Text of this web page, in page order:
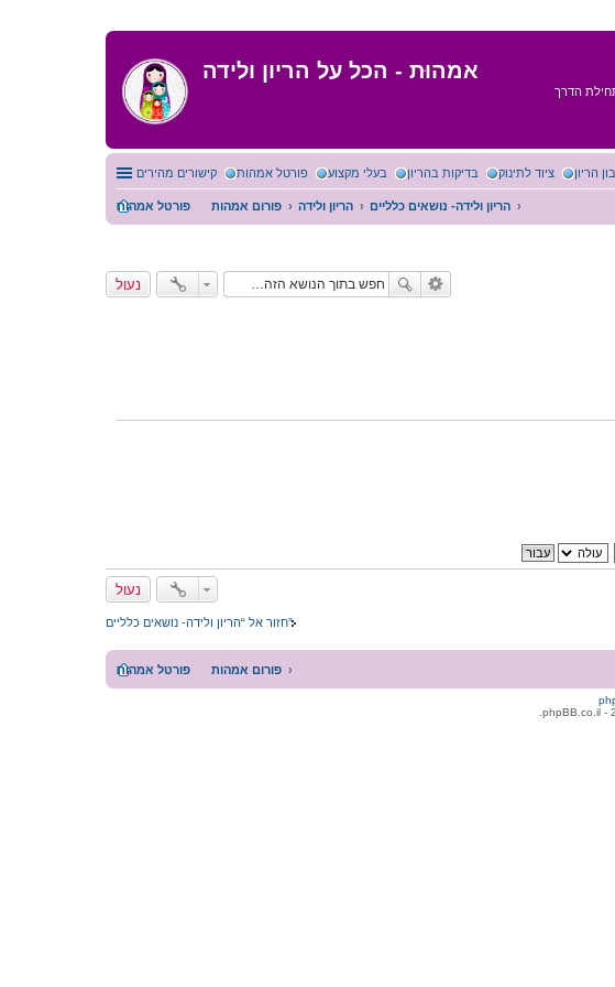
אמהוּת - הכל על הריון ולידה
הדרך
קישורים מהירים פורטל אמהות בעלי מקצוע בדיקות בהריון ציוד לתינוק הריון
פורטל אמהות פורום אמהות הריון ולידה הריון ולידה- נושאים כלליים
נעול
נעול
חזור אל “הריון ולידה- נושאים כלליים”
פורטל אמהות פורום אמהות